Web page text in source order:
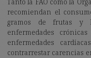
recomiendan el
gramos de frutas y
enfermedades
enfermedades
contrarrestar carencias